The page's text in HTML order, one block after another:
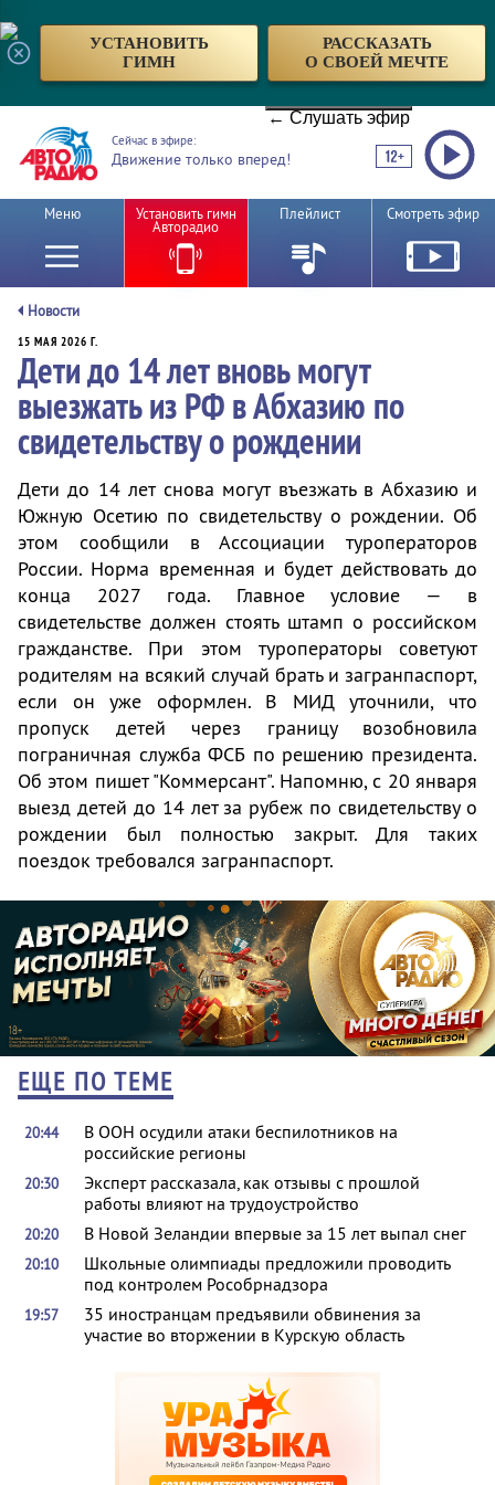
УСТАНОВИТЬ
ГИМН
РАССКАЗАТЬ
О СВОЕЙ МЕЧТЕ
← Слушать эфир
Сейчас в эфире:
Движение только вперед!
Меню Установить гимн
Авторадио
Плейлист Смотреть эфир
Новости
15 МАЯ 2026 Г.
Дети до 14 лет вновь могут
выезжать из РФ в Абхазию по
свидетельству о рождении
Дети до 14 лет снова могут въезжать в Абхазию и
Южную Осетию по свидетельству о рождении. Об
этом сообщили в Ассоциации туроператоров
России. Норма временная и будет действовать до
конца 2027 года. Главное условие — в
свидетельстве должен стоять штамп о российском
гражданстве. При этом туроператоры советуют
родителям на всякий случай брать и загранпаспорт,
если он уже оформлен. В МИД уточнили, что
пропуск детей через границу возобновила
пограничная служба ФСБ по решению президента.
Об этом пишет "Коммерсант". Напомню, с 20 января
выезд детей до 14 лет за рубеж по свидетельству о
рождении был полностью закрыт. Для таких
поездок требовался загранпаспорт.
ЕЩЕ ПО ТЕМЕ
20:44
В ООН осудили атаки беспилотников на
российские регионы
20:30
Эксперт рассказала, как отзывы с прошлой
работы влияют на трудоустройство
20:20 В Новой Зеландии впервые за 15 лет выпал снег
20:10
Школьные олимпиады предложили проводить
под контролем Рособрнадзора
19:57
35 иностранцам предъявили обвинения за
участие во вторжении в Курскую область